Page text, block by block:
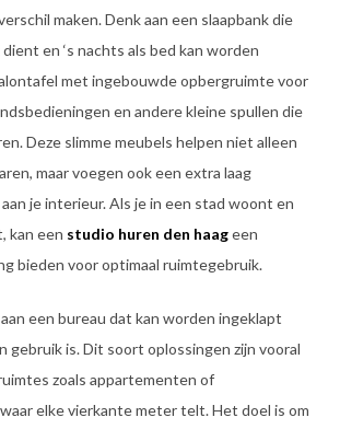
maken. Denk aan een slaapbank die
en ‘s nachts als bed kan worden
met ingebouwde opbergruimte voor
en andere kleine spullen die
Deze slimme meubels helpen niet alleen
maar voegen ook een extra laag
je interieur. Als je in een stad woont en
kan een studio huren den haageen
bieden voor optimaal ruimtegebruik.
een bureau dat kan worden ingeklapt
gebruik is. Dit soort oplossingen zijn vooral
zoals appartementen of
elke vierkante meter telt. Het doel is om